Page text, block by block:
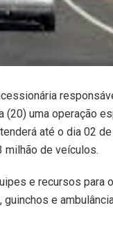
uma operação
até o dia 02
milhão de veículos.
e recursos para
e